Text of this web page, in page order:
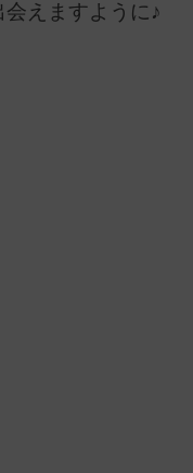
えますように♪